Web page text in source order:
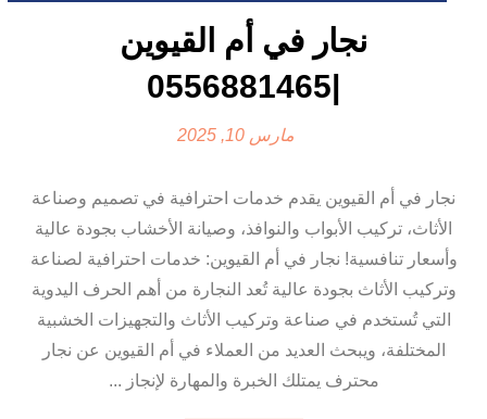
نجار في أم القيوين
مارس 10, 2025
نجار في أم القيوين يقدم خدمات احترافية في تصميم وصناعة
الأثاث، تركيب الأبواب والنوافذ، وصيانة الأخشاب بجودة عالية
وأسعار تنافسية! نجار في أم القيوين: خدمات احترافية لصناعة
وتركيب الأثاث بجودة عالية تُعد النجارة من أهم الحرف اليدوية
التي تُستخدم في صناعة وتركيب الأثاث والتجهيزات الخشبية
المختلفة، ويبحث العديد من العملاء في أم القيوين عن نجار
محترف يمتلك الخبرة والمهارة لإنجاز ...